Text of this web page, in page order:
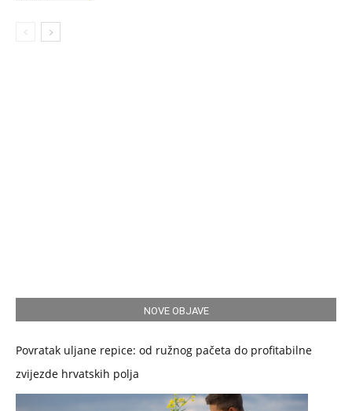
NOVE OBJAVE
Povratak uljane repice: od ružnog pačeta do profitabilne
zvijezde hrvatskih polja